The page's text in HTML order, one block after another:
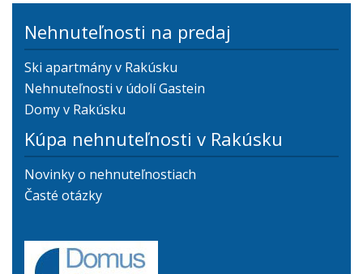
Nehnuteľnosti na predaj
Ski apartmány v Rakúsku
Nehnuteľnosti v údolí Gastein
Domy v Rakúsku
Kúpa nehnuteľnosti v Rakúsku
Novinky o nehnuteľnostiach
Časté otázky